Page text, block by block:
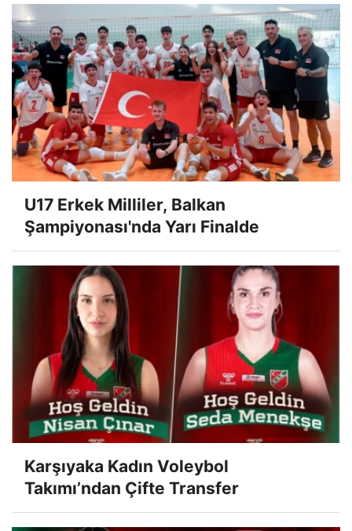
U17 Erkek Milliler, Balkan
Şampiyonası'nda Yarı Finalde
Karşıyaka Kadın Voleybol
Takımı’ndan Çifte Transfer